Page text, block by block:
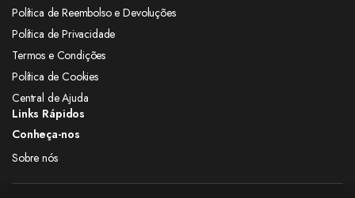
Política de Reembolso e Devoluções
Política de Privacidade
Termos e Condições
Política de Cookies
Central de Ajuda
Links Rápidos
Conheça-nos
Sobre nós